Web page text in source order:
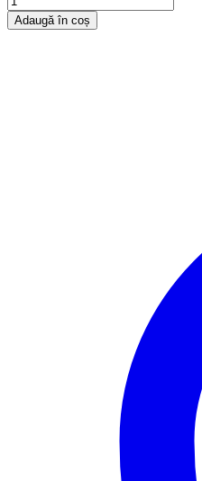
Adaugă în coș